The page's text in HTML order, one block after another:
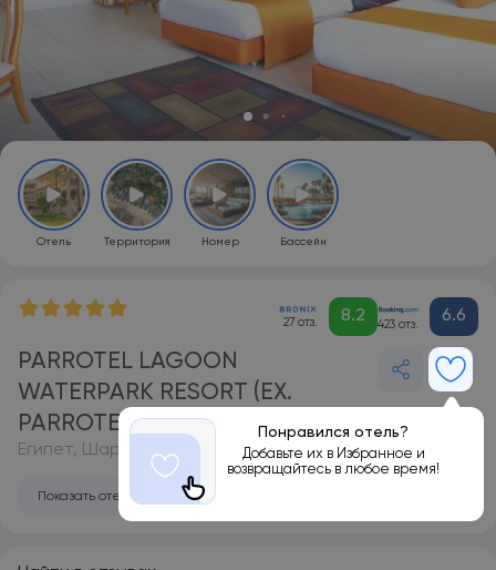
Отель Территория Номер Бассейн
27 отз. 8.2 423 отз. 6.6
PARROTEL LAGOON
WATERPARK RESORT (EX.
PARROTEL LAGOON RESORT) 5*
Понравился отель?
Добавьте их в Избранное и
возвращайтесь в любое время!
Египет, Шарм-эль-Шейх
Показать отель на карте